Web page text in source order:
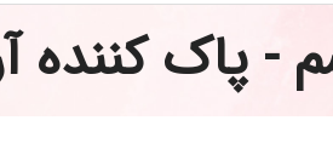
- پاک